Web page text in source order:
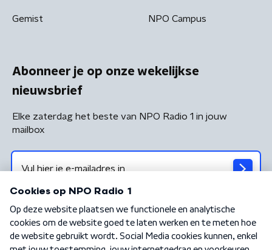
Gemist NPO Campus
Abonneer je op onze wekelijkse
nieuwsbrief
Elke zaterdag het beste van NPO Radio 1 in jouw
mailbox
Algemene voorwaarden